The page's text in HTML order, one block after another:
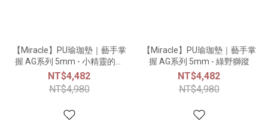
【Miracle】PU瑜珈墊｜藝手掌
握 AG系列 5mm - 小精靈的白
馬
NT$4,482
NT$4,980
【Miracle】PU瑜珈墊｜藝手掌
握 AG系列 5mm - 綠野獅蹤
NT$4,482
NT$4,980